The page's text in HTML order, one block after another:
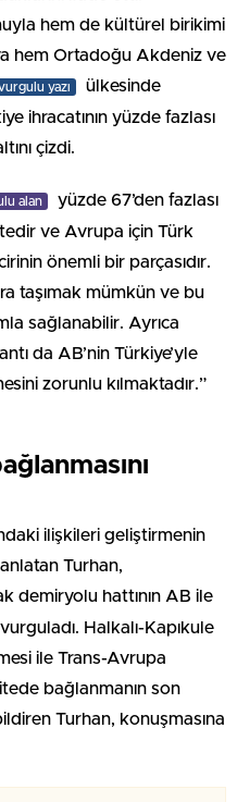
hem de kültürel birikimi
hem Ortadoğu Akdeniz ve
yazı
ülkesinde
ihracatının yüzde fazlası
çizdi.
alan
yüzde 67’den fazlası
ve Avrupa için Türk
önemli bir parçasıdır.
taşımak mümkün ve bu
sağlanabilir. Ayrıca
da AB’nin Türkiye’yle
zorunlu kılmaktadır.”
ilişkileri geliştirmenin
Turhan,
demiryolu hattının AB ile
Halkalı-Kapıkule
ile Trans-Avrupa
bağlanmanın son
Turhan, konuşmasına